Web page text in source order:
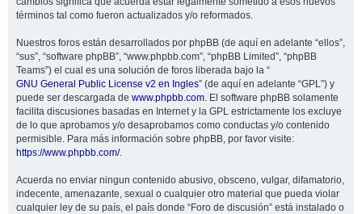
términos tal como fueron actualizados y/o reformados.
Nuestros foros están desarrollados por phpBB (de aquí en adelante “ellos”,
“sus”, “software phpBB”, “www.phpbb.com”, “phpBB Limited”, “phpBB
Teams”) el cual es una solución de foros liberada bajo la “
GNU General Public License v2 en Ingles” (de aquí en adelante “GPL”) y
puede ser descargada de www.phpbb.com. El software phpBB solamente
facilita discusiones basadas en Internet y la GPL estrictamente los excluye
de lo que aprobamos y/o desaprobamos como conductas y/o contenido
permisible. Para más información sobre phpBB, por favor visite:
https://www.phpbb.com/.
Acuerda no enviar ningun contenido abusivo, obsceno, vulgar, difamatorio,
indecente, amenazante, sexual o cualquier otro material que pueda violar
cualquier ley de su país, el país donde “Foro de discusión” está instalado o